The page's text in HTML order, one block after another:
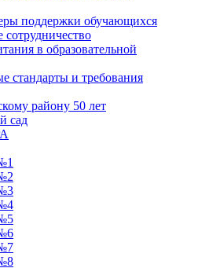
поддержки обучающихся
в образовательной
стандарты и требования
району 50 лет
сад